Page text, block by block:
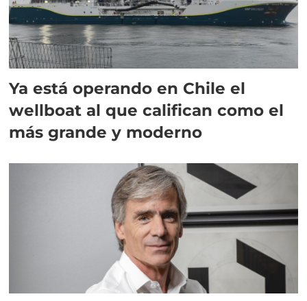
Ya está operando en Chile el
wellboat al que califican como el
más grande y moderno